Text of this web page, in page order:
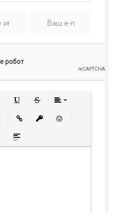
скрытого текста
Вставка цитаты
Вставка спойлера